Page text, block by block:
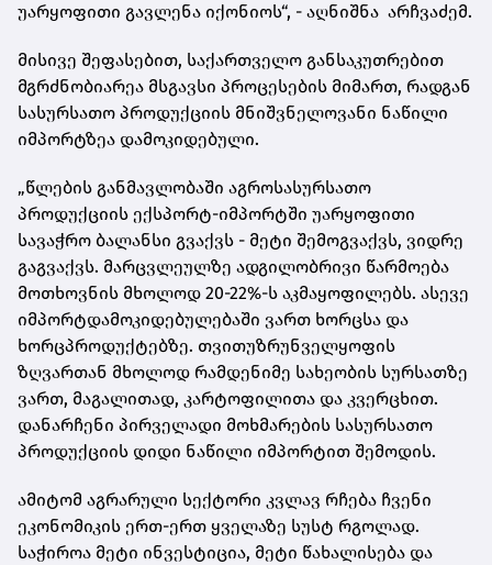
უარყოფითი გავლენა იქონიოს“, - აღნიშნა არჩვაძემ.
მისივე შეფასებით, საქართველო განსაკუთრებით
მგრძნობიარეა მსგავსი პროცესების მიმართ, რადგან
სასურსათო პროდუქციის მნიშვნელოვანი ნაწილი
იმპორტზეა დამოკიდებული.
„წლების განმავლობაში აგროსასურსათო
პროდუქციის ექსპორტ-იმპორტში უარყოფითი
სავაჭრო ბალანსი გვაქვს - მეტი შემოგვაქვს, ვიდრე
გაგვაქვს. მარცვლეულზე ადგილობრივი წარმოება
მოთხოვნის მხოლოდ 20-22%-ს აკმაყოფილებს. ასევე
იმპორტდამოკიდებულებაში ვართ ხორცსა და
ხორცპროდუქტებზე. თვითუზრუნველყოფის
ზღვართან მხოლოდ რამდენიმე სახეობის სურსათზე
ვართ, მაგალითად, კარტოფილითა და კვერცხით.
დანარჩენი პირველადი მოხმარების სასურსათო
პროდუქციის დიდი ნაწილი იმპორტით შემოდის.
ამიტომ აგრარული სექტორი კვლავ რჩება ჩვენი
ეკონომიკის ერთ-ერთ ყველაზე სუსტ რგოლად.
საჭიროა მეტი ინვესტიცია, მეტი წახალისება და